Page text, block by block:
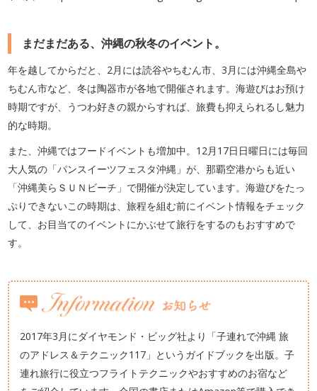
まだまだある、沖縄の秋冬のイベント。
年を越してからだと、2月には読谷やちむん市、3月には沖縄全島や
ちむん市など、冬は陶器市が各地で開催されます。海遊びはお預け
時期ですが、うつわ好きの親からすれば、旅費も抑えられるし魅力
的な時期。
また、沖縄ではフードイベントも増加中。12月17日日曜日には毎回
大人気の「パンスイーツフェスタ沖縄」が、那覇空港からも近い
「沖縄美らＳＵＮビーチ」で開催が決定しています。海遊びをたっ
ぷりできないこの時期は、旅程を組む前にイベント情報をチェック
して、お目当てのイベントにかぶせて旅行をするのもおすすめで
す。
2017年3月にダイヤモンド・ビッグ社より「子連れで沖縄 旅
のアドレス＆テクニック117」というガイドブックを出版。子
連れ旅行に役立つフライトテクニックやおすすめのお宿など